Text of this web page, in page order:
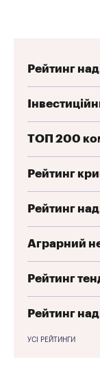
Рейтинг
ТОП 200
Рейтинг
Рейтинг
Аграрний
Рейтинг
Рейтинг
УСІ РЕЙТИНГИ